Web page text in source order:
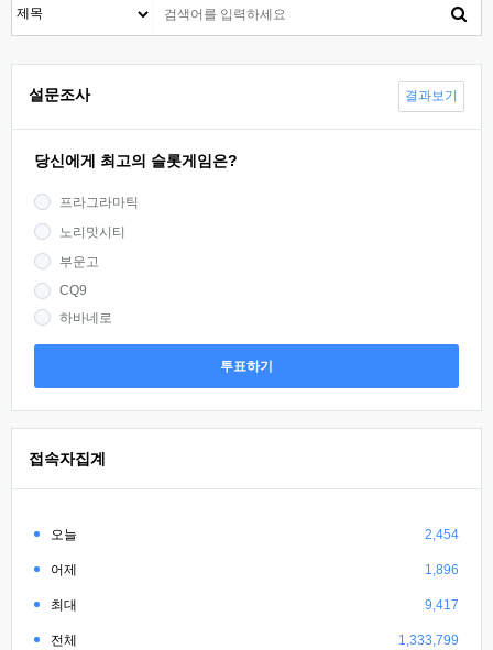
설문조사 결과보기
당신에게 최고의 슬롯게임은?
프라그라마틱
노리밋시티
부운고
CQ9
하바네로
투표하기
접속자집계
오늘 2,454
어제 1,896
최대 9,417
전체 1,333,799